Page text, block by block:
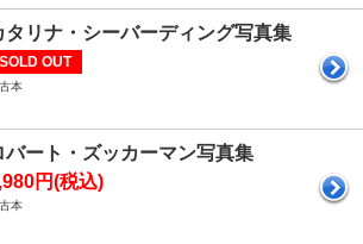
タリナ・シーバーディング写真集
SOLD OUT
本
バート・ズッカーマン写真集
円(税込)
本